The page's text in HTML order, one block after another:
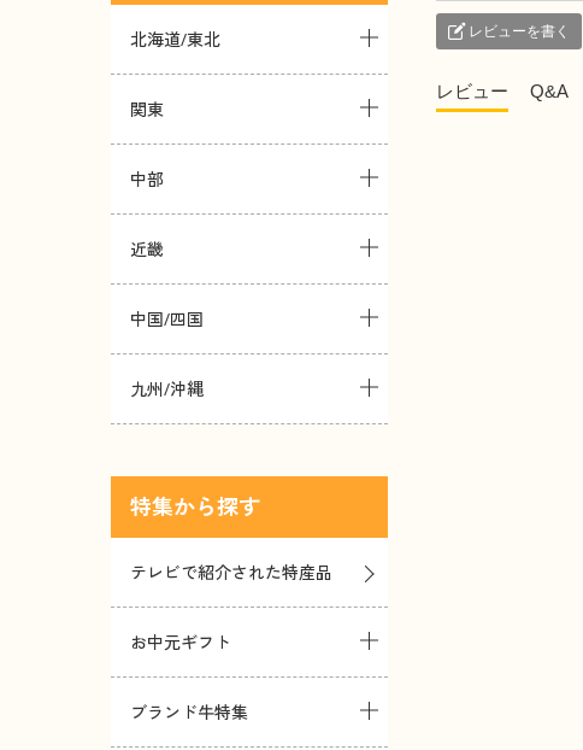
レビューを書く
レビュー Q&A
北海道/東北
関東
中部
近畿
中国/四国
九州/沖縄
特集
テレビで紹介された特産品
お中元ギフト
ブランド牛特集